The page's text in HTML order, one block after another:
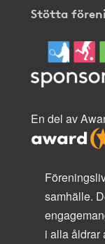
Stötta
En del av
samhälle.
i alla åldrar